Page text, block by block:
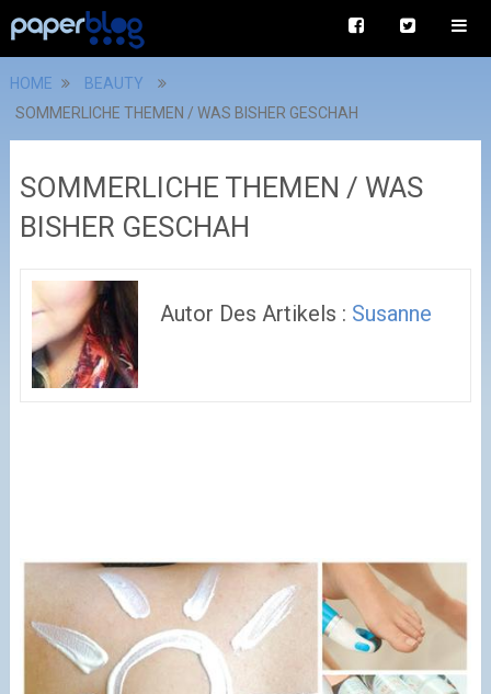
HOME
BEAUTY
SOMMERLICHE THEMEN / WAS BISHER GESCHAH
SOMMERLICHE THEMEN / WAS
BISHER GESCHAH
Autor Des Artikels : Susanne